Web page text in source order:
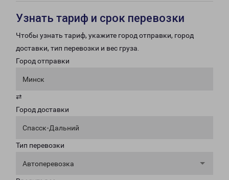
Узнать тариф и срок перевозки
Чтобы узнать тариф, укажите город отправки, город
доставки, тип перевозки и вес груза.
Город отправки
Минск
⇄
Город доставки
Спасск-Дальний
Тип перевозки
Автоперевозка